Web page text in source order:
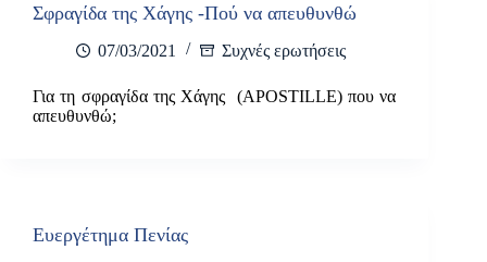
Σφραγίδα της Χάγης -Πού να απευθυνθώ
07/03/2021 Συχνές ερωτήσεις
Για τη σφραγίδα της Χάγης (APOSTILLE) που να
απευθυνθώ;
Ευεργέτημα Πενίας